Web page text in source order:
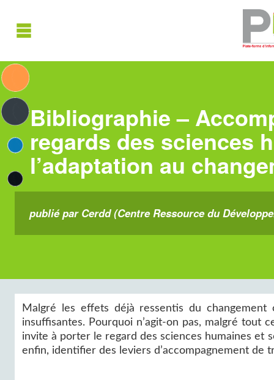
Bibliographie –
regards des sciences
l’adaptation au
publié par Cerdd (Centre Ressource du
Malgré les effets déjà ressentis du
insuffisantes. Pourquoi n’agit-on pas, malgré tout
invite à porter le regard des sciences humaines et
enfin, identifier des leviers d’accompagnement de